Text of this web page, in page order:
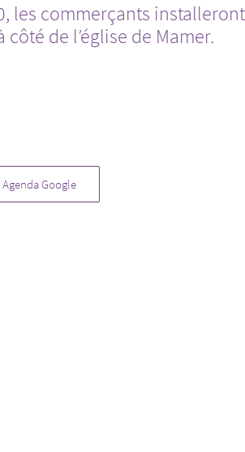
les commerçants
côté de l’église de Mamer.
Google